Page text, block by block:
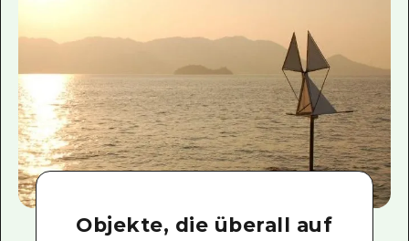
Objekte, die überall auf